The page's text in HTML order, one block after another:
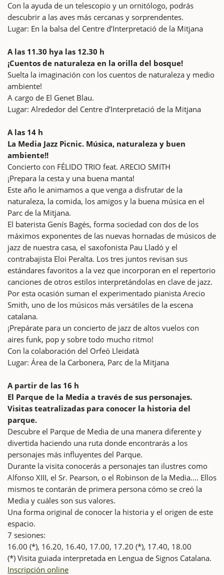
Con la ayuda de un telescopio y un ornitólogo, podrás
descubrir a las aves más cercanas y sorprendentes.
Lugar: En la balsa del Centre d’Interpretació de la Mitjana
A las 11.30 hya las 12.30 h
¡Cuentos de naturaleza en la orilla del bosque!
Suelta la imaginación con los cuentos de naturaleza y medio
ambiente!
A cargo de El Genet Blau.
Lugar: Alrededor del Centre d’Interpretació de la Mitjana
A las 14 h
La Media Jazz Picnic. Música, naturaleza y buen
ambiente!!
Concierto con FÉLIDO TRIO feat. ARECIO SMITH
¡Prepara la cesta y una buena manta!
Este año le animamos a que venga a disfrutar de la
naturaleza, la comida, los amigos y la buena música en el
Parc de la Mitjana.
El baterista Genís Bagés, forma sociedad con dos de los
máximos exponentes de las nuevas hornadas de músicos de
jazz de nuestra casa, el saxofonista Pau Lladó y el
contrabajista Eloi Peralta. Los tres juntos revisan sus
estándares favoritos a la vez que incorporan en el repertorio
canciones de otros estilos interpretándolas en clave de jazz.
Por esta ocasión suman el experimentado pianista Arecio
Smith, uno de los músicos más versátiles de la escena
catalana.
¡Prepárate para un concierto de jazz de altos vuelos con
aires funk, pop y sobre todo mucho ritmo!
Con la colaboración del Orfeó Lleidatà
Lugar: Área de la Carbonera, Parc de la Mitjana
A partir de las 16 h
El Parque de la Media a través de sus personajes.
Visitas teatralizadas para conocer la historia del
parque.
Descubre el Parque de Media de una manera diferente y
divertida haciendo una ruta donde encontrarás a los
personajes más influyentes del Parque.
Durante la visita conocerás a personajes tan ilustres como
Alfonso XIII, el Sr. Pearson, o el Robinson de la Media.... Ellos
mismos te contarán de primera persona cómo se creó la
Media y cuáles son sus valores.
Una forma original de conocer la historia y el origen de este
espacio.
7 sesiones:
16.00 (*), 16.20, 16.40, 17.00, 17.20 (*), 17.40, 18.00
(*) Visita guiada interpretada en Lengua de Signos Catalana.
Inscripción online